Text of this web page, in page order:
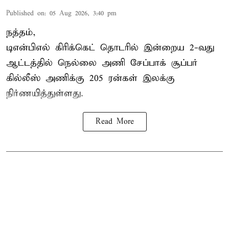
Published on: 05 Aug 2026, 3:40 pm
நத்தம்,
டிஎன்பிஎல் கிரிக்கெட் தொடரில் இன்றைய 2-வது
ஆட்டத்தில் நெல்லை அணி சேப்பாக் சூப்பர்
கில்லீஸ் அணிக்கு 205 ரன்கள் இலக்கு
நிர்ணயித்துள்ளது.
Read More